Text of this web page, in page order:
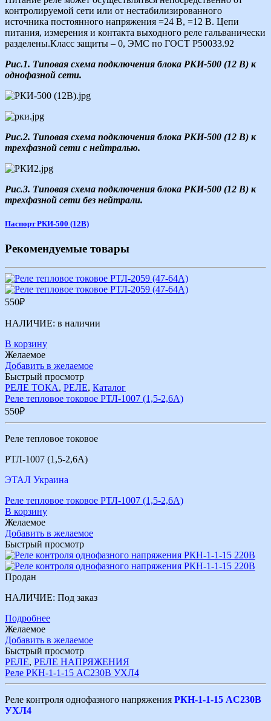
контролируемой сети или от нестабилизированного
источника постоянного напряжения =24 В, =12 В. Цепи
питания, измерения и контакта выходного реле гальванически
разделены.Класс защиты – 0, ЭМС по ГОСТ Р50033.92
Рис.1. Типовая схема подключения блока РКИ-500 (12 В) к
однофазной сети.
Рис.2. Типовая схема подключения блока РКИ-500 (12 В) к
трехфазной сети с нейтралью.
Рис.3. Типовая схема подключения блока РКИ-500 (12 В) к
трехфазной сети без нейтрали.
Паспорт РКИ-500 (12В)
Рекомендуемые товары
550₽
НАЛИЧИЕ: в наличии
В корзину
Желаемое
Добавить в желаемое
Быстрый просмотр
РЕЛЕ ТОКА, РЕЛЕ, Каталог
Реле тепловое токовое РТЛ-1007 (1,5-2,6А)
550₽
Реле тепловое токовое
РТЛ-1007 (1,5-2,6А)
ЭТАЛ Украина
Реле тепловое токовое РТЛ-1007 (1,5-2,6А)
В корзину
Желаемое
Добавить в желаемое
Быстрый просмотр
Продан
НАЛИЧИЕ: Под заказ
Подробнее
Желаемое
Добавить в желаемое
Быстрый просмотр
РЕЛЕ, РЕЛЕ НАПРЯЖЕНИЯ
Реле РКН-1-1-15 AC230В УХЛ4
Реле контроля однофазного напряжения РКН-1-1-15 AC230В
УХЛ4